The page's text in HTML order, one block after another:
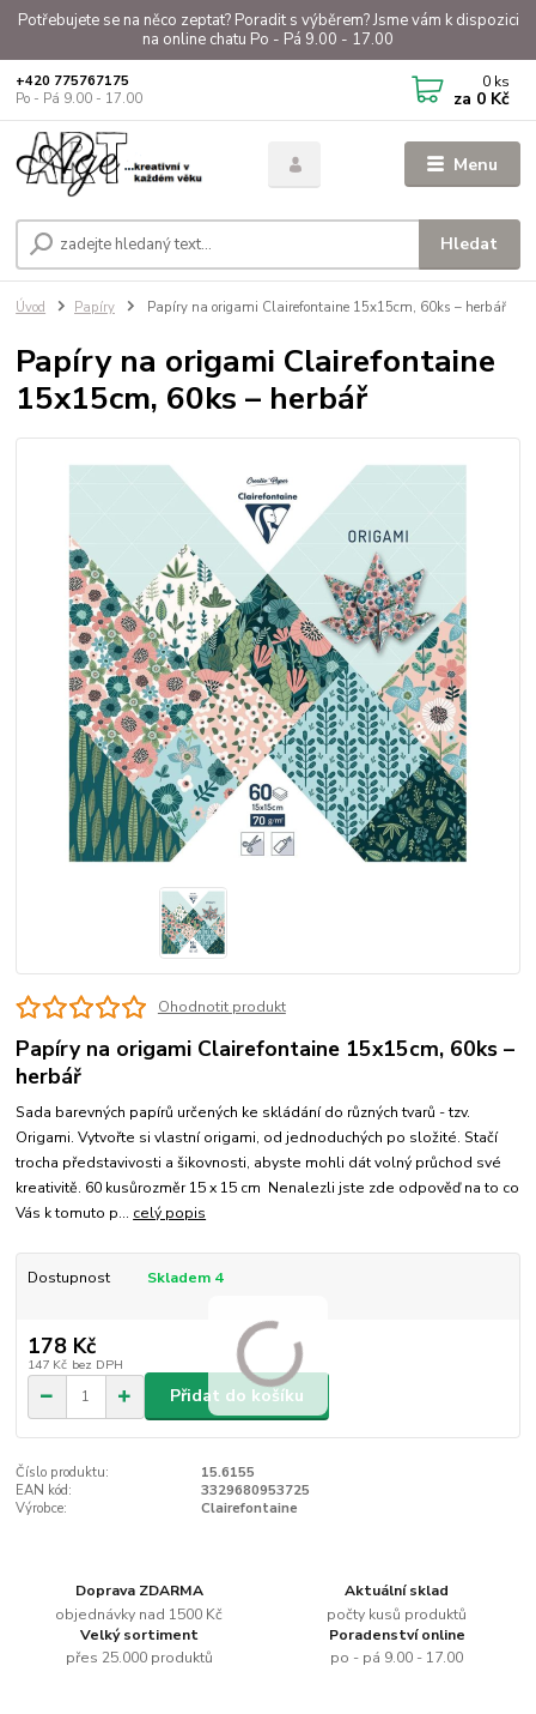
Potřebujete se na něco zeptat? Poradit s výběrem? Jsme vám k dispozici
na online chatu Po - Pá 9.00 - 17.00
Menu
Hledat
+420 775767175
Po - Pá 9.00 - 17.00
0 ks
za 0 Kč
Úvod Papíry Papíry na origami Clairefontaine 15x15cm, 60ks – herbář
Papíry na origami Clairefontaine
15x15cm, 60ks – herbář
Ohodnotit produkt
Papíry na origami Clairefontaine 15x15cm, 60ks –
herbář
Sada barevných papírů určených ke skládání do různých tvarů - tzv.
Origami. Vytvořte si vlastní origami, od jednoduchých po složité. Stačí
trocha představivosti a šikovnosti, abyste mohli dát volný průchod své
kreativitě. 60 kusůrozměr 15 x 15 cm Nenalezli jste zde odpověď na to co
Vás k tomuto p... celý popis
Dostupnost Skladem 4
178 Kč
147 Kč bez DPH
Přidat do košíku
Číslo produktu:
15.6155
EAN kód:
3329680953725
Výrobce:
Clairefontaine
Doprava ZDARMA
objednávky nad 1500 Kč
Aktuální sklad
počty kusů produktů
Velký sortiment
přes 25.000 produktů
Poradenství online
po - pá 9.00 - 17.00